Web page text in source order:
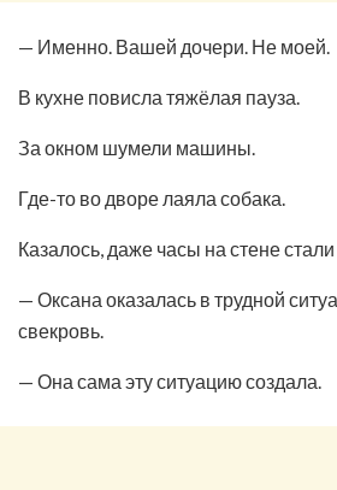
— Именно. Вашей дочери. Не моей.
В кухне повисла тяжёлая пауза.
За окном шумели машины.
Где-то во дворе лаяла собака.
Казалось, даже часы на стене стали
— Оксана оказалась в трудной
свекровь.
— Она сама эту ситуацию создала.